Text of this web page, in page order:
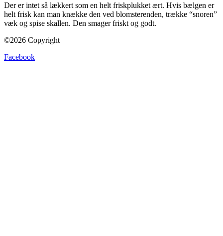
Der er intet så lækkert som en helt friskplukket ært. Hvis bælgen er
helt frisk kan man knække den ved blomsterenden, trække “snoren”
væk og spise skallen. Den smager friskt og godt.
©2026 Copyright
Facebook